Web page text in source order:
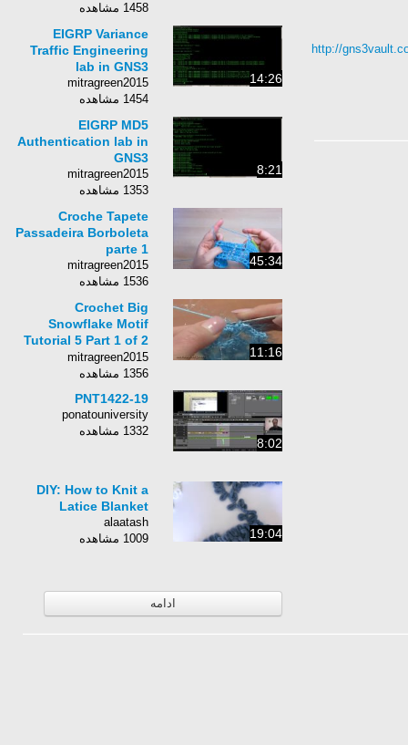
http://
1458 مشاهده
14:26
EIGRP Variance
Traffic Engineering
lab in GNS3
mitragreen2015
1454 مشاهده
8:21
EIGRP MD5
Authentication lab in
GNS3
mitragreen2015
1353 مشاهده
45:34
Croche Tapete
Passadeira Borboleta
parte 1
mitragreen2015
1536 مشاهده
11:16
Crochet Big
Snowflake Motif
Tutorial 5 Part 1 of 2
Crochet Christmas
Ornaments
mitragreen2015
1356 مشاهده
8:02
PNT1422-19
ponatouniversity
1332 مشاهده
19:04
DIY: How to Knit a
Latice Blanket
alaatash
1009 مشاهده
ادامه